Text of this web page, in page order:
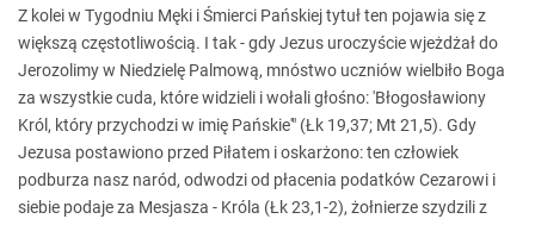
Z kolei w Tygodniu Męki i Śmierci Pańskiej tytuł ten pojawia się z
większą częstotliwością. I tak - gdy Jezus uroczyście wjeżdżał do
Jerozolimy w Niedzielę Palmową, mnóstwo uczniów wielbiło Boga
za wszystkie cuda, które widzieli i wołali głośno: 'Błogosławiony
Król, który przychodzi w imię Pańskie'" (Łk 19,37; Mt 21,5). Gdy
Jezusa postawiono przed Piłatem i oskarżono: ten człowiek
podburza nasz naród, odwodzi od płacenia podatków Cezarowi i
siebie podaje za Mesjasza - Króla (Łk 23,1-2), żołnierze szydzili z